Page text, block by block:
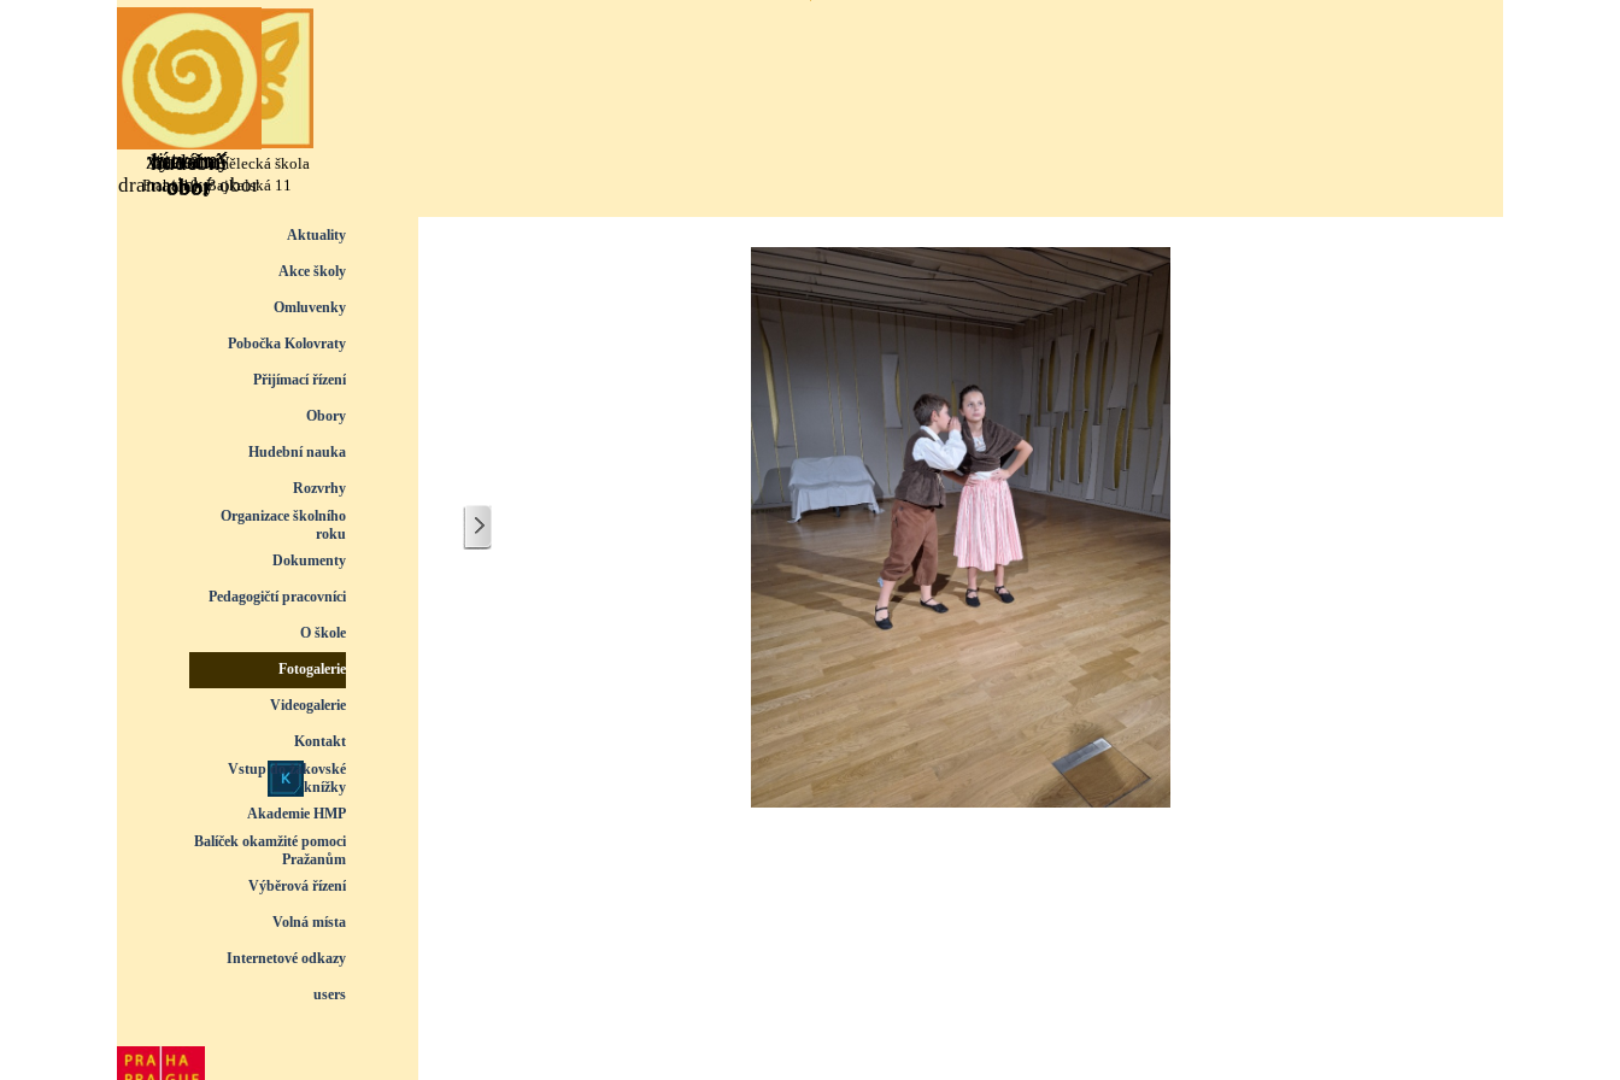
výtvarný
taneční
literárně
hudební
Základní umělecká škola
Praha 10, Bajkalská 11
obor
obor
dramatický obor
obor
Přeskočit menu
Aktuality
Akce školy
Omluvenky
Pobočka Kolovraty
Přijímací řízení
Obory
Hudební nauka
Rozvrhy
Organizace školního
roku
Dokumenty
Pedagogičtí pracovníci
O škole
Fotogalerie
Videogalerie
Kontakt
Vstup do žákovské
knížky
Akademie HMP
Balíček okamžité pomoci
Pražanům
Výběrová řízení
Volná místa
Internetové odkazy
users